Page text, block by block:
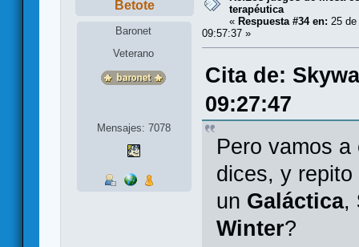
Betote
Baronet
Veterano
Mensajes: 7078
terapéutica
« Respuesta #34 en: 25
09:57:37 »
Cita de:
09:27:47
Pero vamos
dices, y
un Galáctica,
Winter?